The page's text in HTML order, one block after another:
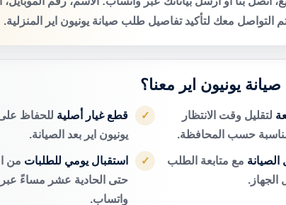
التواصل معك لتأكيد تفاصيل طلب صيانة يونيون اير المنزلية.
يونيون اير معنا؟
لتقليل وقت الانتظار
حسب المحافظة.
✓ قطع غيار أصلية للحفاظ
يونيون اير بعد الصيانة.
مع متابعة الطلب
✓ استقبال يومي للطلبات من
حتى الحادية عشر مساءً عبر
واتساب.